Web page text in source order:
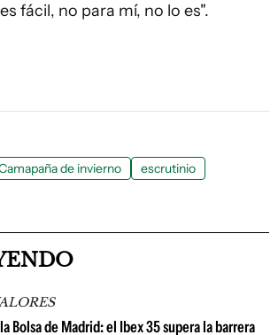
fácil, no para mí, no lo es".
de invierno
escrutinio
Bolsa de Madrid: el Ibex 35 supera la barrera